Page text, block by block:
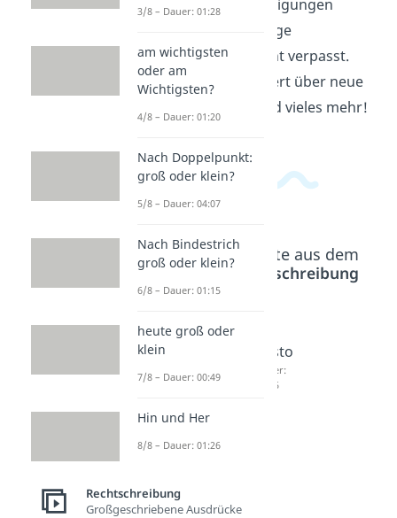
wie du Benachrichtigungen
erhältst und wichtige
Informationen nicht verpasst.
Bleib stets informiert über neue
Kurse, Updates und vieles mehr!
Beliebte Inhalte aus dem
BereichRechtschreibung
im
Laufe
des
Dauer:
in
r Weise
desto
Dauer:
02:45
3/8 – Dauer: 01:28
am wichtigsten
oder am
Wichtigsten?
4/8 – Dauer: 01:20
Nach Doppelpunkt:
groß oder klein?
5/8 – Dauer: 04:07
Nach Bindestrich
groß oder klein?
6/8 – Dauer: 01:15
heute groß oder
klein
7/8 – Dauer: 00:49
Hin und Her
8/8 – Dauer: 01:26
Rechtschreibung
Großgeschriebene Ausdrücke